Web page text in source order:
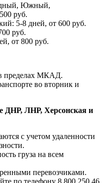
Южный,
руб.
5-8 дней, от 600 руб.
руб.
от 800 руб.
пределах МКАД.
во вторник и
ДНР, ЛНР, Херсонская и
с учетом удаленности
груза на всем
перевозчиками.
по телефону 8 800 250 46